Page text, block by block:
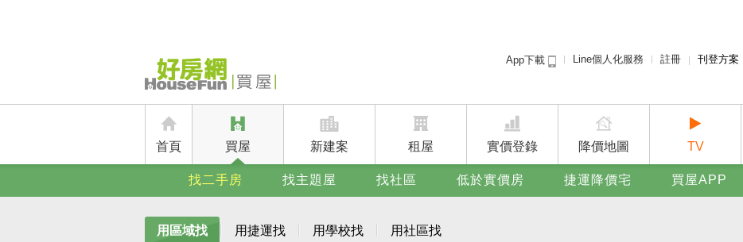
App下載 Line個人化服務 註冊 刊登方案
賣屋刊登
廣告刊登
首頁 買屋 新建案 租屋 實價登錄 降價地圖 TV
找二手房 找主題屋 找社區 低於實價房 捷運降價宅 買屋APP
用區域找 用捷運找 用學校找 用社區找